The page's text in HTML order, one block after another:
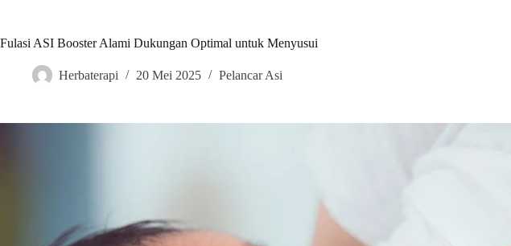
Fulasi ASI Booster Alami Dukungan Optimal untuk Menyusui
Herbaterapi 20 Mei 2025 Pelancar Asi